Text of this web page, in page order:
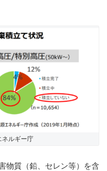
ネルギー庁
物質（鉛、セレン等）を含